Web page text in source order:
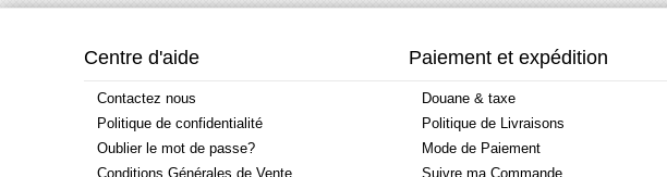
Centre d'aide
Contactez nous
Politique de confidentialité
Oublier le mot de passe?
Conditions Générales de Vente
Paiement et expédition
Douane & taxe
Politique de Livraisons
Mode de Paiement
Suivre ma Commande